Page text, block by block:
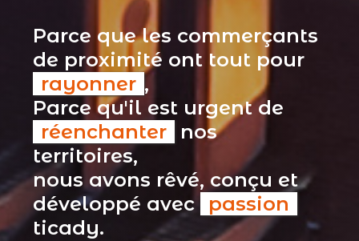
Parce que les commerçants
de proximité ont tout pour
rayonner ,
Parce qu'il est urgent de
réenchanter
nos
territoires,
nous avons rêvé, conçu et
développé avec passion
ticady.